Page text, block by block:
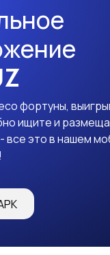
фортуны,
ищите и
все это в нашем